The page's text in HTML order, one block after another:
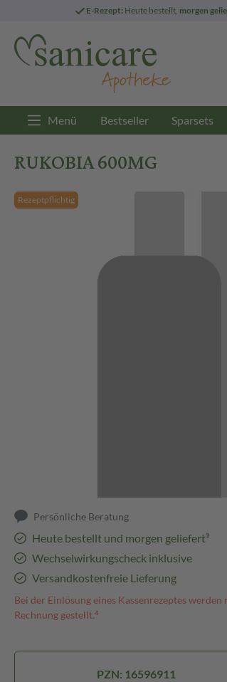
E-Rezept: Heute bestellt, morgen
Menü Bestseller Sparsets
RUKOBIA 600MG
Rezeptpflichtig
Persönliche Beratung
Heute bestellt und morgen geliefert³
Wechselwirkungscheck inklusive
Versandkostenfreie Lieferung
Bei der Einlösung eines Kassenrezeptes
Rechnung gestellt.⁴
PZN: 16596911